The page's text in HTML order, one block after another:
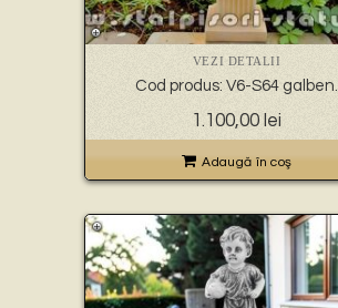
VEZI DETALII
Cod produs: V6-S64 galben.
1.100,00 lei
Adaugă în coş